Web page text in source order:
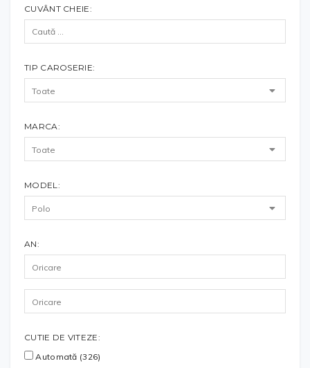
CUVÂNT CHEIE:
TIP CAROSERIE:
MARCA:
MODEL:
AN:
CUTIE DE VITEZE:
Automată (326)